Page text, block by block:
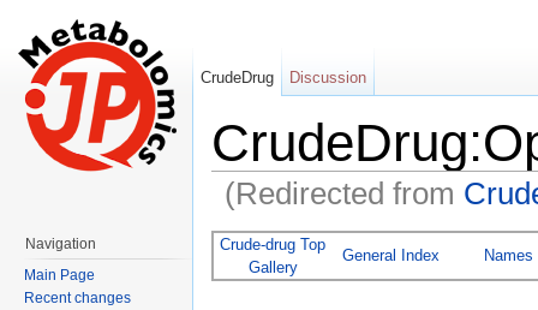
(Redirected from
Crude-drug Top
Gallery
General Index Names
CrudeDrug Discussion
Navigation
Main Page
Recent changes